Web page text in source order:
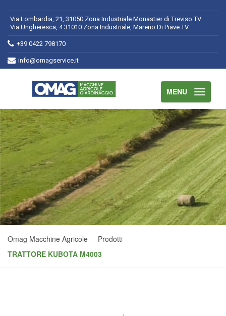
Via Lombardia, 21, 31050 Zona Industriale Monastier di Treviso TV
Via Ungheresca, 4 31010 Zona Industriale, Mareno Di Piave TV
+39 0422 798170
info@omagservice.it
MENU
Omag Macchine Agricole
Prodotti
TRATTORE KUBOTA M4003